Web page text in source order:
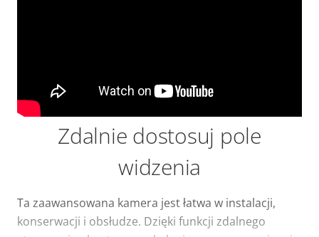
Zdalnie dostosuj pole
widzenia
Ta zaawansowana kamera jest łatwa w instalacji,
konserwacji i obsłudze. Dzięki funkcji zdalnego